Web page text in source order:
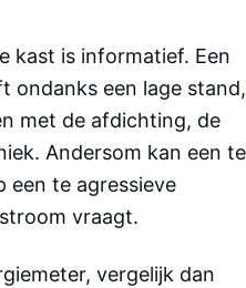
kast is informatief. Een
ondanks een lage stand,
met de afdichting, de
Andersom kan een te
een te agressieve
vraagt.
vergelijk dan